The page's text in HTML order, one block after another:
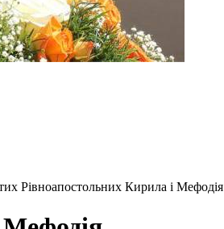
Рівноапостольних Кирила і Мефодія